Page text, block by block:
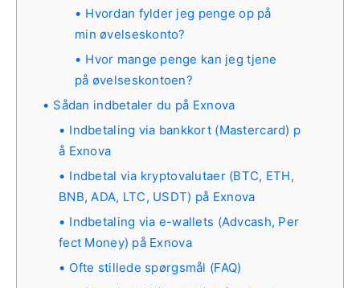
Hvordan fylder jeg penge op på
min øvelseskonto?
Hvor mange penge kan jeg tjene
på øvelseskontoen?
Sådan indbetaler du på Exnova
Indbetaling via bankkort (Mastercard) p
å Exnova
Indbetal via kryptovalutaer (BTC, ETH,
BNB, ADA, LTC, USDT) på Exnova
Indbetaling via e-wallets (Advcash, Per
fect Money) på Exnova
Ofte stillede spørgsmål (FAQ)